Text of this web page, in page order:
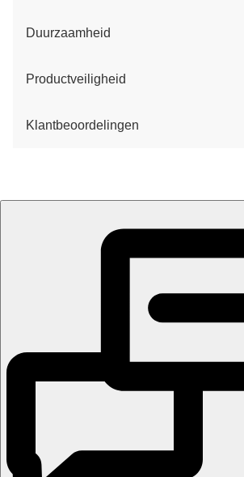
Duurzaamheid
Productveiligheid
Klantbeoordelingen